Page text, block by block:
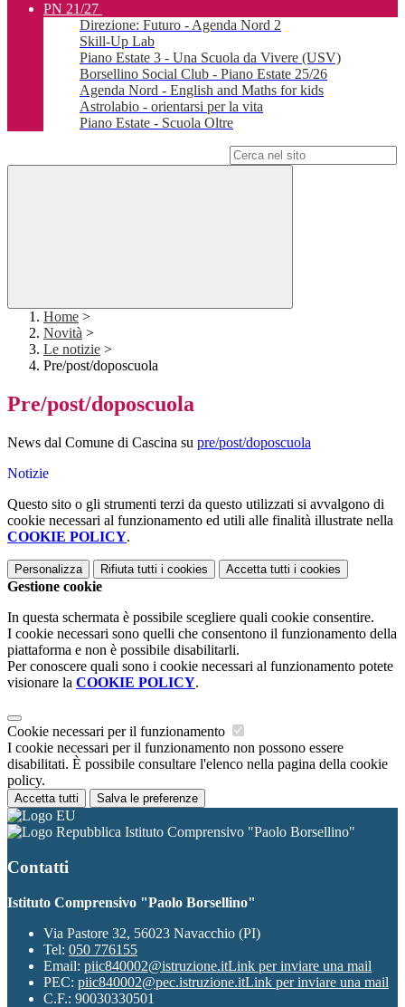
PN 21/27
Direzione: Futuro - Agenda Nord 2
Skill-Up Lab
Piano Estate 3 - Una Scuola da Vivere (USV)
Borsellino Social Club - Piano Estate 25/26
Agenda Nord - English and Maths for kids
Astrolabio - orientarsi per la vita
Piano Estate - Scuola Oltre
Home >
Novità >
Le notizie >
Pre/post/doposcuola
Pre/post/doposcuola
News dal Comune di Cascina su pre/post/doposcuola
Notizie
Questo sito o gli strumenti terzi da questo utilizzati si avvalgono di
cookie necessari al funzionamento ed utili alle finalità illustrate nella
COOKIE POLICY.
Personalizza Rifiuta tutti i cookies Accetta tutti i cookies
Gestione cookie
In questa schermata è possibile scegliere quali cookie consentire.
I cookie necessari sono quelli che consentono il funzionamento della
piattaforma e non è possibile disabilitarli.
Per conoscere quali sono i cookie necessari al funzionamento potete
visionare la COOKIE POLICY.
Cookie necessari per il funzionamento
I cookie necessari per il funzionamento non possono essere
disabilitati. È possibile consultare l'elenco nella pagina della cookie
policy.
Accetta tutti Salva le preferenze
Istituto Comprensivo "Paolo Borsellino"
Contatti
Istituto Comprensivo "Paolo Borsellino"
Via Pastore 32, 56023 Navacchio (PI)
Tel: 050 776155
Email: piic840002@istruzione.itLink per inviare una mail
PEC: piic840002@pec.istruzione.itLink per inviare una mail
C.F.: 90030330501